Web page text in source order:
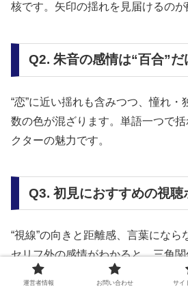
核です。矢印の揺れを見届けるのが
Q2. 朱音の感情は“百合”だ
“恋”に近い揺れも含みつつ、憧れ・
数の色が混ざります。単語一つで
クターの魅力です。
Q3. 初見におすすめの視聴
“視線”の向きと距離感、言葉になら
セリフ外の感情がわかると、三角
けて楽しさが倍増します。
運営者情報 お問い合わせ サイ